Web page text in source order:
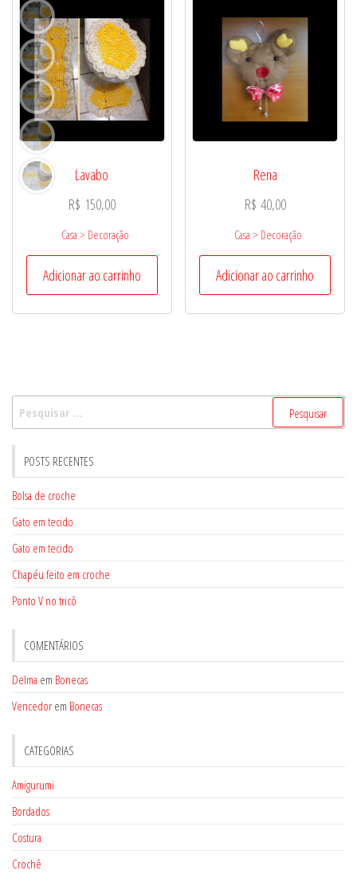
Lavabo
R$ 150,00
Casa > Decoração
Adicionar ao carrinho
Rena
R$ 40,00
Casa > Decoração
Adicionar ao carrinho
Pesquisar
por:
POSTS RECENTES
Bolsa de croche
Gato em tecido
Gato em tecido
Chapéu feito em croche
Ponto V no tricô
COMENTÁRIOS
Delma em Bonecas
Vencedor em Bonecas
CATEGORIAS
Amigurumi
Bordados
Costura
Crochê